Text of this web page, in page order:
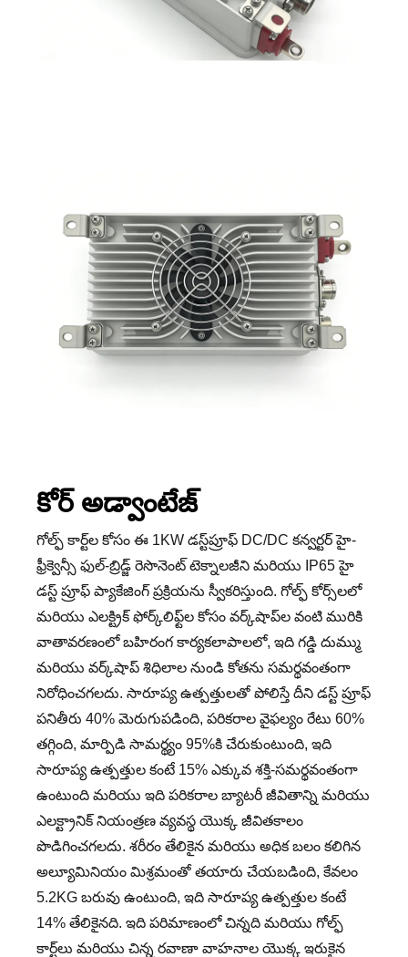
కోర్ అడ్వాంటేజ్
గోల్ఫ్ కార్ట్‌ల కోసం ఈ 1KW డస్ట్‌ప్రూఫ్ DC/DC కన్వర్టర్ హై-
ఫ్రీక్వెన్సీ ఫుల్-బ్రిడ్జ్ రెసొనెంట్ టెక్నాలజీని మరియు IP65 హై
డస్ట్ ప్రూఫ్ ప్యాకేజింగ్ ప్రక్రియను స్వీకరిస్తుంది. గోల్ఫ్ కోర్స్‌లలో
మరియు ఎలక్ట్రిక్ ఫోర్క్‌లిఫ్ట్‌ల కోసం వర్క్‌షాప్‌ల వంటి మురికి
వాతావరణంలో బహిరంగ కార్యకలాపాలలో, ఇది గడ్డి దుమ్ము
మరియు వర్క్‌షాప్ శిధిలాల నుండి కోతను సమర్థవంతంగా
నిరోధించగలదు. సారూప్య ఉత్పత్తులతో పోలిస్తే దీని డస్ట్ ప్రూఫ్
పనితీరు 40% మెరుగుపడింది, పరికరాల వైఫల్యం రేటు 60%
తగ్గింది, మార్పిడి సామర్థ్యం 95%కి చేరుకుంటుంది, ఇది
సారూప్య ఉత్పత్తుల కంటే 15% ఎక్కువ శక్తి-సమర్థవంతంగా
ఉంటుంది మరియు ఇది పరికరాల బ్యాటరీ జీవితాన్ని మరియు
ఎలక్ట్రానిక్ నియంత్రణ వ్యవస్థ యొక్క జీవితకాలం
పొడిగించగలదు. శరీరం తేలికైన మరియు అధిక బలం కలిగిన
అల్యూమినియం మిశ్రమంతో తయారు చేయబడింది, కేవలం
5.2KG బరువు ఉంటుంది, ఇది సారూప్య ఉత్పత్తుల కంటే
14% తేలికైనది. ఇది పరిమాణంలో చిన్నది మరియు గోల్ఫ్
కార్ట్‌లు మరియు చిన్న రవాణా వాహనాల యొక్క ఇరుకైన